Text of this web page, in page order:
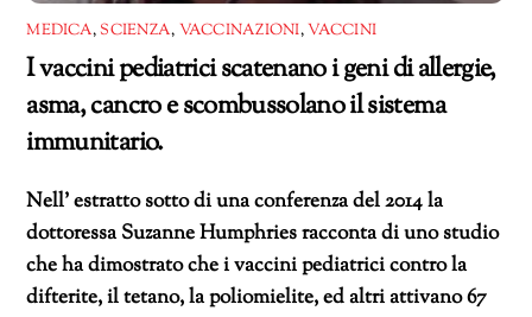
MEDICA,SCIENZA, VACCINAZIONI,VACCINI
I vaccini pediatrici scatenano i geni di allergie,
asma, cancro e scombussolano il sistema
immunitario.
Nell’ estratto sotto di una conferenza del 2014 la
dottoressa Suzanne Humphries racconta di uno studio
che ha dimostrato che i vaccini pediatrici contro la
difterite, il tetano, la poliomielite, ed altri attivano 67